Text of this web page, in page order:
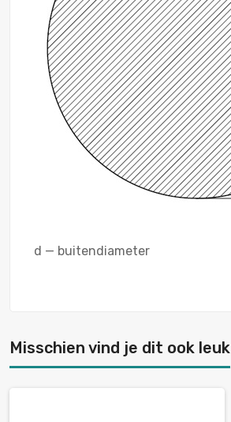
d — buitendiameter
Misschien vind je dit ook leuk